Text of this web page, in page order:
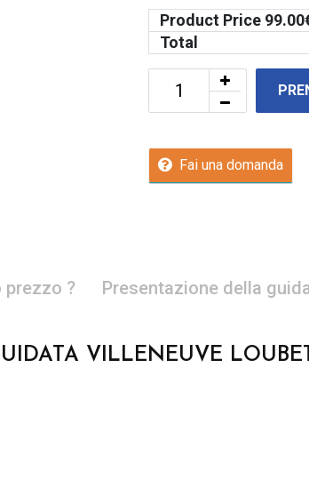
Product Price 99.00
Total
Fai una domanda
prezzo ? Presentazione della
VILLENEUVE LOUBET